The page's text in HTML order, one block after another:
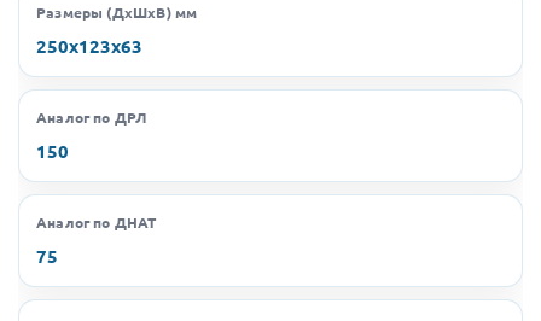
Размеры (ДхШхВ) мм
250х123х63
Аналог по ДРЛ
150
Аналог по ДНАТ
75